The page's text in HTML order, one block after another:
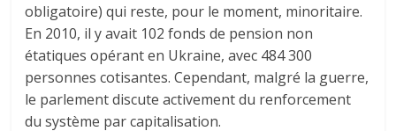
obligatoire) qui reste, pour le moment, minoritaire.
En 2010, il y avait 102 fonds de pension non
étatiques opérant en Ukraine, avec 484 300
personnes cotisantes. Cependant, malgré la guerre,
le parlement discute activement du renforcement
du système par capitalisation.